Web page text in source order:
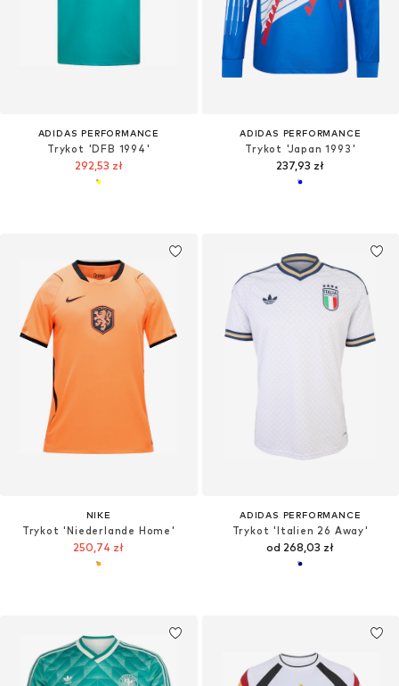
ADIDAS PERFORMANCE
Trykot 'DFB 1994'
292,53 zł
ADIDAS PERFORMANCE
Trykot 'Japan 1993'
237,93 zł
NIKE
Trykot 'Niederlande Home'
250,74 zł
ADIDAS PERFORMANCE
Trykot 'Italien 26 Away'
od 268,03 zł